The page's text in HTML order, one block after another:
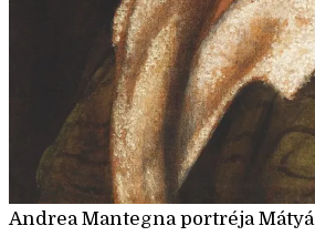
Andrea Mantegna portréja